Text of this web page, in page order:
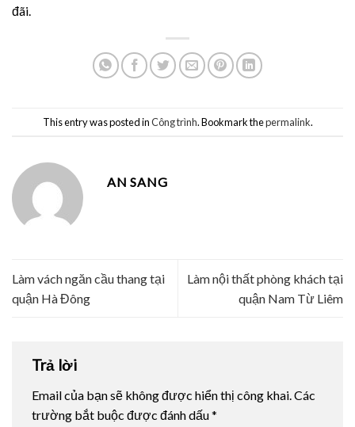
đãi.
This entry was posted inCông trình. Bookmark thepermalink.
AN SANG
Làm vách ngăn cầu thang tại
quận Hà Đông
Làm nội thất phòng khách tại
quận Nam Từ Liêm
Trả lời
Email của bạn sẽ không được hiển thị công khai.Các
trường bắt buộc được đánh dấu*